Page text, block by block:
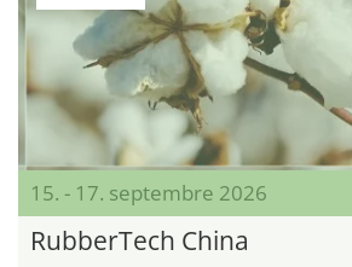
15. - 17. septembre 2026
RubberTech China